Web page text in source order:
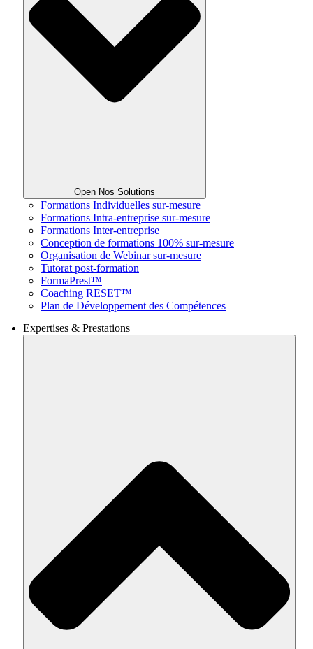
Open Nos Solutions
Formations Individuelles sur-mesure
Formations Intra-entreprise sur-mesure
Formations Inter-entreprise
Conception de formations 100% sur-mesure
Organisation de Webinar sur-mesure
Tutorat post-formation
FormaPrest™
Coaching RESET™
Plan de Développement des Compétences
Expertises & Prestations